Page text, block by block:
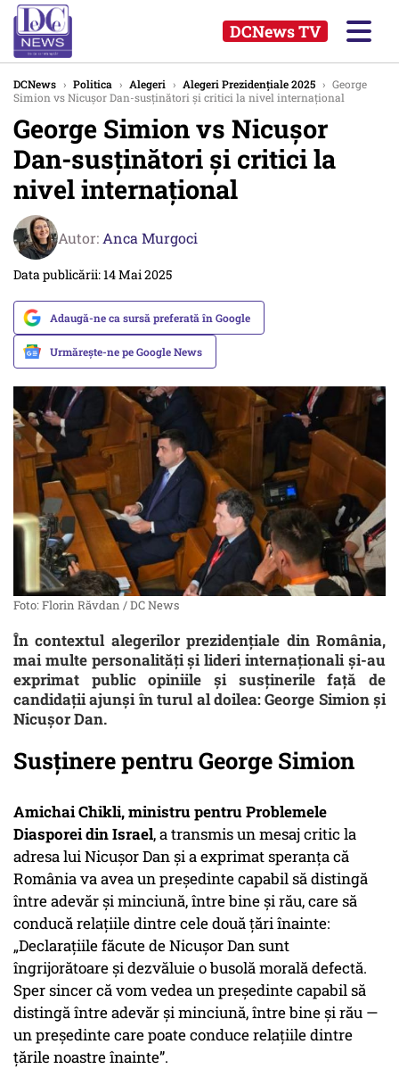
DCNews TV
DCNews › Politica › Alegeri › Alegeri Prezidențiale 2025 › George
Simion vs Nicușor Dan-susținători și critici la nivel internațional
George Simion vs Nicușor
Dan-susținători și critici la
nivel internațional
Autor: Anca Murgoci
Data publicării: 14 Mai 2025
Adaugă-ne ca sursă preferată în Google
Urmărește-ne pe Google News
Foto: Florin Răvdan / DC News
În contextul alegerilor prezidențiale din România,
mai multe personalități și lideri internaționali și-au
exprimat public opiniile și susținerile față de
candidații ajunși în turul al doilea: George Simion și
Nicușor Dan.
Susținere pentru George Simion
Amichai Chikli, ministru pentru Problemele
Diasporei din Israel, a transmis un mesaj critic la
adresa lui Nicușor Dan și a exprimat speranța că
România va avea un președinte capabil să distingă
între adevăr și minciună, între bine și rău, care să
conducă relațiile dintre cele două țări înainte:
„Declarațiile făcute de Nicușor Dan sunt
îngrijorătoare și dezvăluie o busolă morală defectă.
Sper sincer că vom vedea un președinte capabil să
distingă între adevăr și minciună, între bine și rău —
un președinte care poate conduce relațiile dintre
țările noastre înainte”.